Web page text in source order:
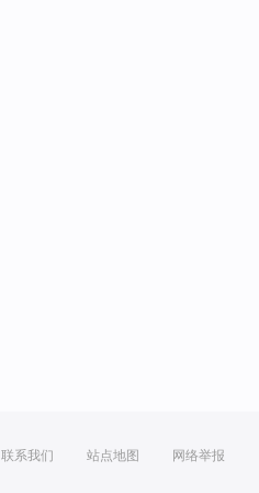
联系我们 站点地图 网络举报